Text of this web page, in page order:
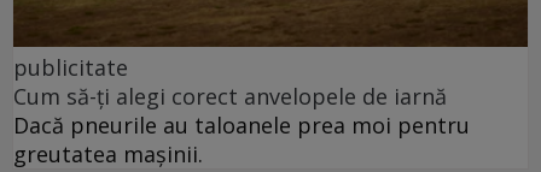
publicitate
Cum să-ți alegi corect anvelopele de iarnă
Dacă pneurile au taloanele prea moi pentru
greutatea mașinii.